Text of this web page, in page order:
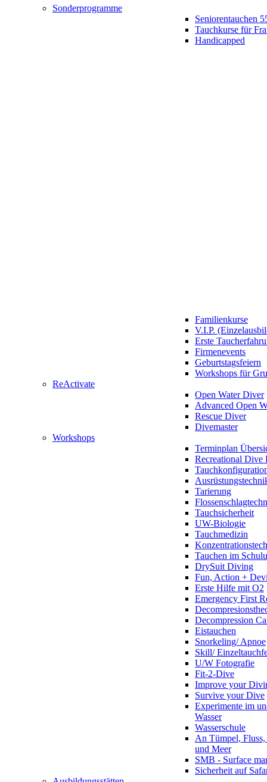
Sonderprogramme
Seniorentauchen
Tauchkurse für
Handicapped
Familienkurse
V.I.P.
Erste
Firmenevents
Geburtstagsfeiern
Workshops für
ReActivate
Open Water Diver
Advanced Open
Rescue Diver
Divemaster
Workshops
Terminplan
Recreational Dive
Tarierung
Tauchsicherheit
UW-Biologie
Tauchmedizin
Tauchen im
DrySuit Diving
Fun, Action +
Erste Hilfe mit O2
Emergency First
Decompression
Eistauchen
Snorkeling/ Apnoe
Skill/
U/W Fotografie
Fit-2-Dive
Improve your
Survive your Dive
Experimente im
Wasser
Wasserschule
An Tümpel,
und Meer
SMB - Surface
Sicherheit auf